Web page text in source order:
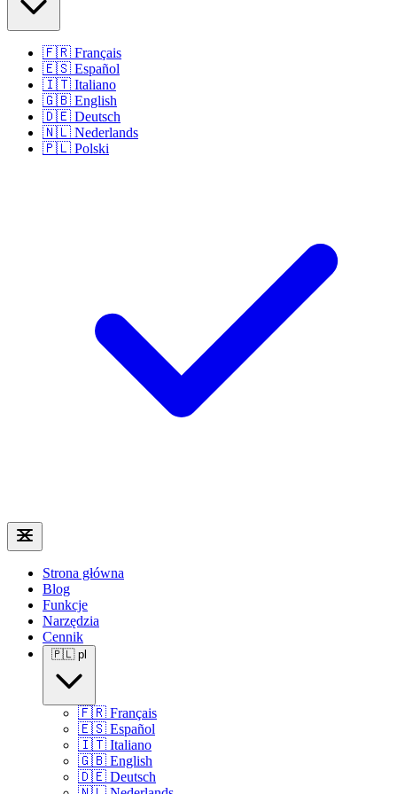
🇫🇷 Français
🇪🇸 Español
🇮🇹 Italiano
🇬🇧 English
🇩🇪 Deutsch
🇳🇱 Nederlands
🇵🇱 Polski
Strona główna
Blog
Funkcje
Narzędzia
Cennik
🇵🇱 pl
🇫🇷 Français
🇪🇸 Español
🇮🇹 Italiano
🇬🇧 English
🇩🇪 Deutsch